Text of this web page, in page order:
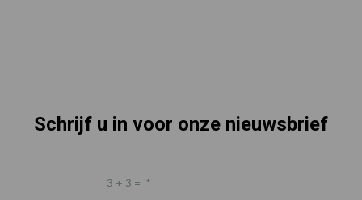
Schrijf u in voor onze nieuwsbrief
3 + 3 = *